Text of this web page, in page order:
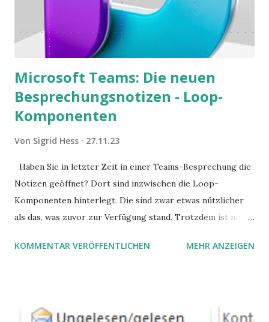
Microsoft Teams: Die neuen
Besprechungsnotizen - Loop-
Komponenten
Von Sigrid Hess 27.11.23
Haben Sie in letzter Zeit in einer Teams-Besprechung die
Notizen geöffnet? Dort sind inzwischen die Loop-
Komponenten hinterlegt. Die sind zwar etwas nützlicher
als das, was zuvor zur Verfügung stand. Trotzdem ist noch
Stolperfallen. Hier ein erster, kritischer Blick auf das was
KOMMENTAR VERÖFFENTLICHEN MEHR ANZEIGEN